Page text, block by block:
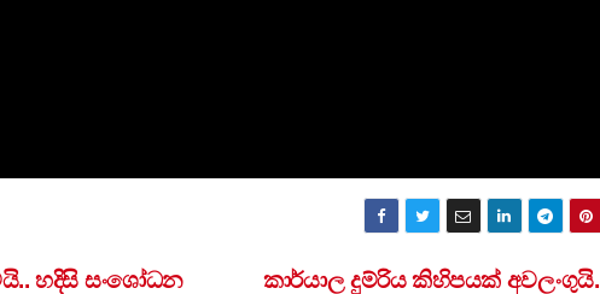
කාර්යාල දුම්රිය කිහිපයක් අවලංගුයි.
හදිසි සංශෝධන